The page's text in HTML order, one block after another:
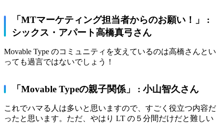
「MTマーケティング担当者からのお願い！」 :
シックス・アパート高橋真弓さん
Movable Type のコミュニティを支えているのは高橋さんとい
っても過言ではないでしょう！
「Movable Typeの親子関係」 : 小山智久さん
これでハマる人は多いと思いますので、すごく役立つ内容だ
ったと思います。ただ、やはり LT の５分間だけだと難しい